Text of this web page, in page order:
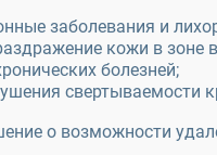
заболевания и
кожи в зоне
болезней;
свертываемости
о возможности